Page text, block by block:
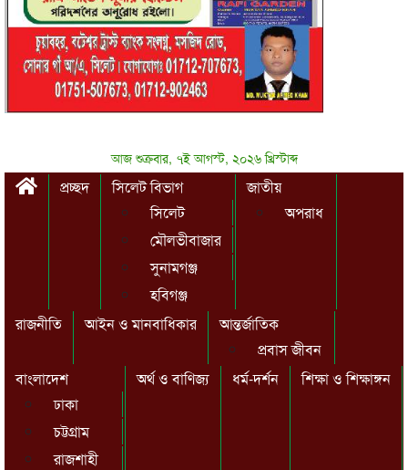
আজ শুক্রবার, ৭ই আগস্ট, ২০২৬ খ্রিস্টাব্দ
প্রচ্ছদ
সিলেট বিভাগ
সিলেট
মৌলভীবাজার
সুনামগঞ্জ
হবিগঞ্জ
জাতীয়
অপরাধ
রাজনীতি আইন ও মানবাধিকার
আন্তর্জাতিক
প্রবাস জীবন
বাংলাদেশ
ঢাকা
চট্টগ্রাম
রাজশাহী
অর্থ ও বাণিজ্য ধর্ম-দর্শন শিক্ষা ও শিক্ষাঙ্গন